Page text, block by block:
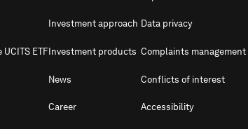
ETF
Investment approach
Investment products
News
Career
Data privacy
Complaints management
Conflicts of interest
Accessibility